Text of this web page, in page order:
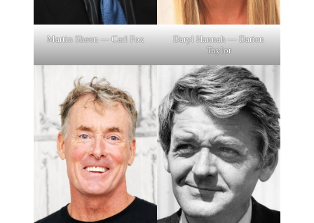
Martin Sheen — Carl Fox
Daryl Hannah — Darien
Taylor